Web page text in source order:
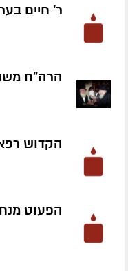
ר' חיים
הרה"ח
הקדוש
הפעוט